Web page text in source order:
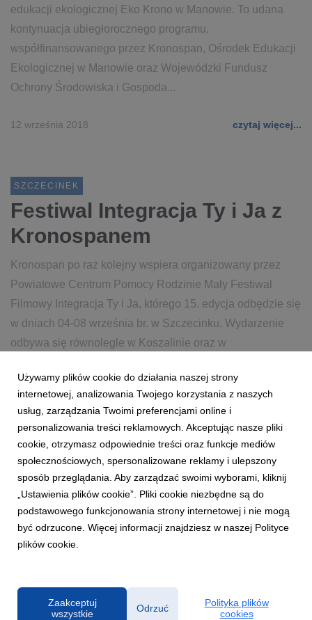
edukacji ekologicznej Eko Krono w Manowie. To udana
kontynuacja ubiegłorocznego programu,
współfinansowanego przez Kronospan, Ośrodek Edukacji
Ekologicznej w Manowie oraz Wojewódzki Fundusz
Ochrony Środowiska i Gospoda...
12 września 2018 czytaj więcej...
SZCZECINEK
Festiwal Integracja Ty i Ja z
Kronospanem
Kronospan po raz kolejny wspiera organizowany przez
Powiatowe Centrum Pomocy Rodzinie Mały Festiwal
Filmowy Integracja Ty i Ja, którego 15. edycja odbędzie się
w dniach 04-08 września br. w Szczecinku. Wydarzenie
odbywa się równolegle w Koszalinie oraz w
28 sierpnia 2018 czytaj więcej...
1 2 3
Powered by
Używamy plików cookie do działania naszej strony
internetowej, analizowania Twojego korzystania z naszych
usług, zarządzania Twoimi preferencjami online i
personalizowania treści reklamowych. Akceptując nasze pliki
cookie, otrzymasz odpowiednie treści oraz funkcje mediów
społecznościowych, spersonalizowane reklamy i ulepszony
sposób przeglądania. Aby zarządzać swoimi wyborami, kliknij
„Ustawienia plików cookie”. Pliki cookie niezbędne są do
podstawowego funkcjonowania strony internetowej i nie mogą
być odrzucone. Więcej informacji znajdziesz w naszej Polityce
plików cookie.
Zaakceptuj
wszystkie
Odrzuć
Polityka plików
cookies